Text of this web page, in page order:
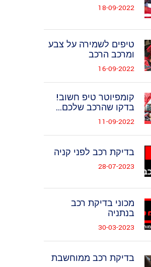
18-09-2022
טיפים לשמירה על צבע
ומרכב הרכב
16-09-2022
קומפיוטר טיפ חשוב!
בדקו שהרכב שלכם...
11-09-2022
בדיקת רכב לפני קניה
28-07-2023
מכוני בדיקת רכב
בנתניה
30-03-2023
בדיקת רכב ממוחשבת